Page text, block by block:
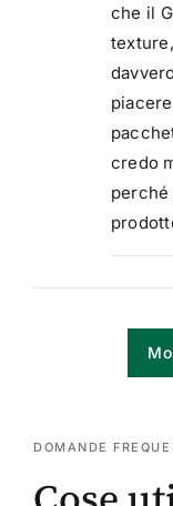
che il
credo
perché
DOMANDE